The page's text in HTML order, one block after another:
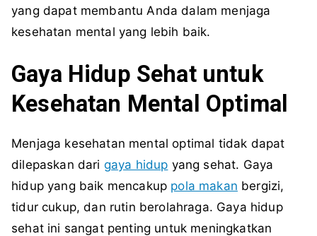
yang dapat membantu Anda dalam menjaga
kesehatan mental yang lebih baik.
Gaya Hidup Sehat untuk
Kesehatan Mental Optimal
Menjaga kesehatan mental optimal tidak dapat
dilepaskan dari gaya hidup yang sehat. Gaya
hidup yang baik mencakup pola makan bergizi,
tidur cukup, dan rutin berolahraga. Gaya hidup
sehat ini sangat penting untuk meningkatkan